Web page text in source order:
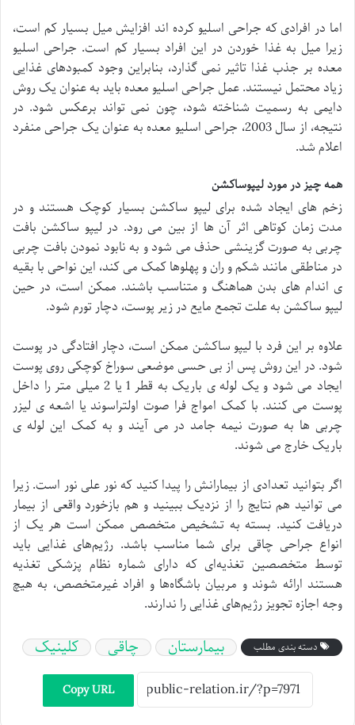
اما در افرادی که جراحی اسلیو کرده اند افزایش میل بسیار کم است،
زیرا میل به غذا خوردن در این افراد بسیار کم است. جراحی اسلیو
معده بر جذب غذا تاثیر نمی گذارد، بنابراین وجود کمبودهای غذایی
زیاد محتمل نیستند. عمل جراحی اسلیو معده باید به عنوان یک روش
دایمی به رسمیت شناخته شود، چون نمی تواند برعکس شود. در
نتیجه، از سال 2003، جراحی اسلیو معده به عنوان یک جراحی منفرد
اعلام شد.
همه چیز در مورد لیپوساکشن
زخم های ایجاد شده برای لیپو ساکشن بسیار کوچک هستند و در
مدت زمان کوتاهی اثر آن ها از بین می رود. در لیپو ساکشن بافت
چربی به صورت گزینشی حذف می شود و به نابود نمودن بافت چربی
در مناطقی مانند شکم و ران و پهلوها کمک می کند، این نواحی با بقیه
ی اندام های بدن هماهنگ و متناسب باشند. ممکن است، در حین
لیپو ساکشن به علت تجمع مایع در زیر پوست، دچار تورم شود.
علاوه بر این فرد با لیپو ساکشن ممکن است، دچار افتادگی در پوست
شود. در این روش پس از بی حسی موضعی سوراخ کوچکی روی پوست
ایجاد می شود و یک لوله ی باریک به قطر 1 یا 2 میلی متر را داخل
پوست می کنند. با کمک امواج فرا صوت اولتراسوند یا اشعه ی لیزر
چربی ها به صورت نیمه جامد در می آیند و به کمک این لوله ی
باریک خارج می شوند.
اگر بتوانید تعدادی از بیمارانش را پیدا کنید که نور علی نور است. زیرا
می توانید هم نتایج را از نزدیک ببینید و هم بازخورد واقعی از بیمار
دریافت کنید. بسته به تشخیص متخصص ممکن است هر یک از
انواع جراحی چاقی برای شما مناسب باشد. رژیم‌‌های غذایی باید
توسط متخصصین تغذیه‌‌ای که دارای شماره نظام پزشکی تغذیه
هستند ارائه شوند و مربیان باشگاه‌‌ها و افراد غیرمتخصص، به هیچ
وجه اجازه تجویز رژیم‌‌های غذایی را ندارند.
دسته بندی مطلب بیمارستان چاقی کلینیک
Copy URL